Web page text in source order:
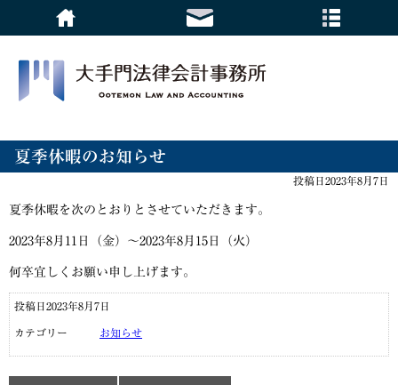
夏季休暇のお知らせ
投稿日2023年8月7日
夏季休暇を次のとおりとさせていただきます。
2023年8月11日（金）～2023年8月15日（火）
何卒宜しくお願い申し上げます。
投稿日2023年8月7日
カテゴリー お知らせ